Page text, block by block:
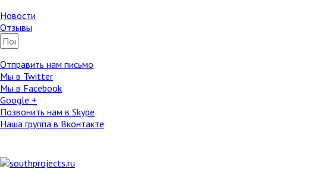
Новости
Отзывы
Отправить нам письмо
Мы в Twitter
Мы в Facebook
Google +
Позвонить нам в Skype
Наша группа в Вконтакте